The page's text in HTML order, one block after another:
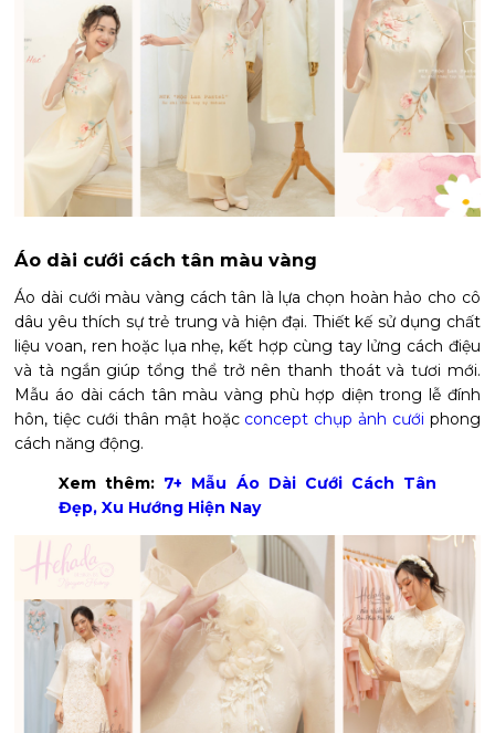
Áo dài cưới cách tân màu vàng
Áo dài cưới màu vàng cách tân là lựa chọn hoàn hảo cho cô
dâu yêu thích sự trẻ trung và hiện đại. Thiết kế sử dụng chất
liệu voan, ren hoặc lụa nhẹ, kết hợp cùng tay lửng cách điệu
và tà ngắn giúp tổng thể trở nên thanh thoát và tươi mới.
Mẫu áo dài cách tân màu vàng phù hợp diện trong lễ đính
hôn, tiệc cưới thân mật hoặc concept chụp ảnh cưới phong
cách năng động.
Xem thêm: 7+ Mẫu Áo Dài Cưới Cách Tân
Đẹp, Xu Hướng Hiện Nay